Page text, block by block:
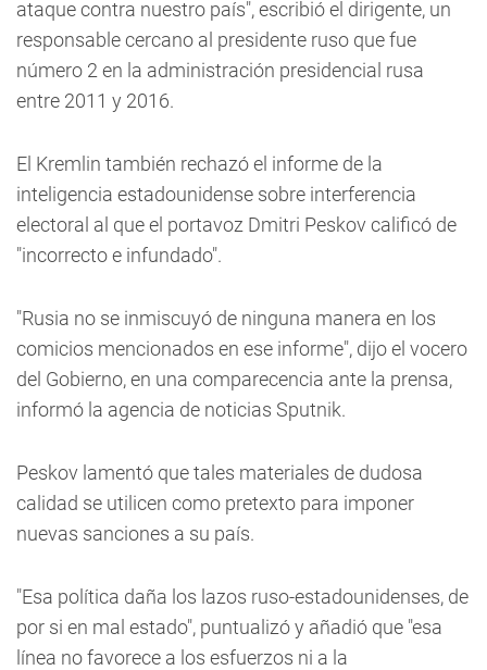
ataque contra nuestro país", escribió el dirigente, un
responsable cercano al presidente ruso que fue
número 2 en la administración presidencial rusa
entre 2011 y 2016.
El Kremlin también rechazó el informe de la
inteligencia estadounidense sobre interferencia
electoral al que el portavoz Dmitri Peskov calificó de
"incorrecto e infundado".
"Rusia no se inmiscuyó de ninguna manera en los
comicios mencionados en ese informe", dijo el vocero
del Gobierno, en una comparecencia ante la prensa,
informó la agencia de noticias Sputnik.
Peskov lamentó que tales materiales de dudosa
calidad se utilicen como pretexto para imponer
nuevas sanciones a su país.
"Esa política daña los lazos ruso-estadounidenses, de
por si en mal estado", puntualizó y añadió que "esa
línea no favorece a los esfuerzos ni a la